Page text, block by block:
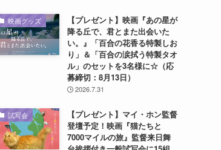
映画グッズ
【プレゼント】映画『あの星が
降る丘で、君とまた出会いた
い。』「百合の花香る特製しお
り」＆「百合の涙拭う特製タオ
ル」のセットを3名様に☆（応
募締切：8月13日）
2026.7.31
試写会
【プレゼント】マイ・ホン監督
登壇予定！映画『猫たちと
7000マイルの旅』監督来日舞